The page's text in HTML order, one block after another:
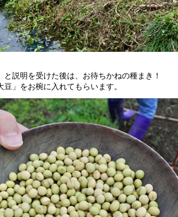
説明を受けた後は、お待ちかねの種まき！
」をお椀に入れてもらいます。